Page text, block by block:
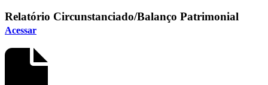
Relatório Circunstanciado/Balanço Patrimonial
Acessar